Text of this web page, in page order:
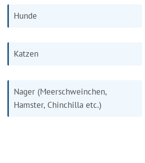
Hunde
Katzen
Nager (Meerschweinchen,
Hamster, Chinchilla etc.)